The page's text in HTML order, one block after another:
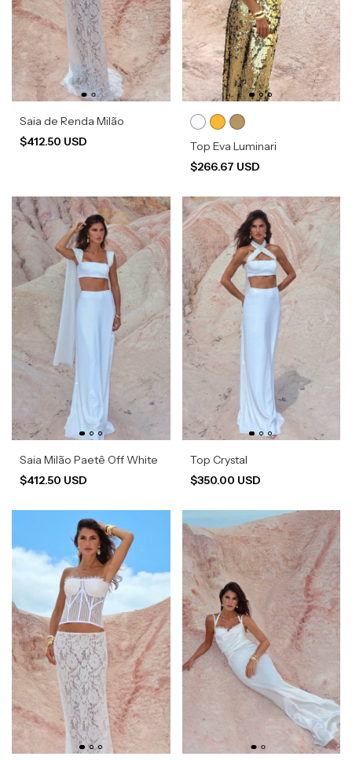
Saia de Renda Milão
$412.50 USD
Top Eva Luminari
$266.67 USD
Saia Milão Paetê Off White
$412.50 USD
Top Crystal
$350.00 USD